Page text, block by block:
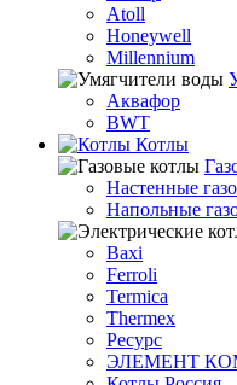
Atoll
Honeywell
Millennium
Аквафор
BWT
Котлы
Настенные
Напольные
Baxi
Ferroli
Termica
Thermex
Ресурс
ЭЛЕМЕНТ